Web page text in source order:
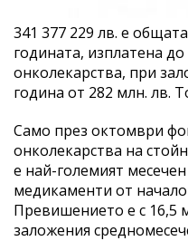
341 377 229 лв. е
годината, изплатена
онколекарства, при
година от 282 млн. лв.
Само през октомври
онколекарства на
е най-големият
медикаменти от
Превишението е с 16,5
заложения